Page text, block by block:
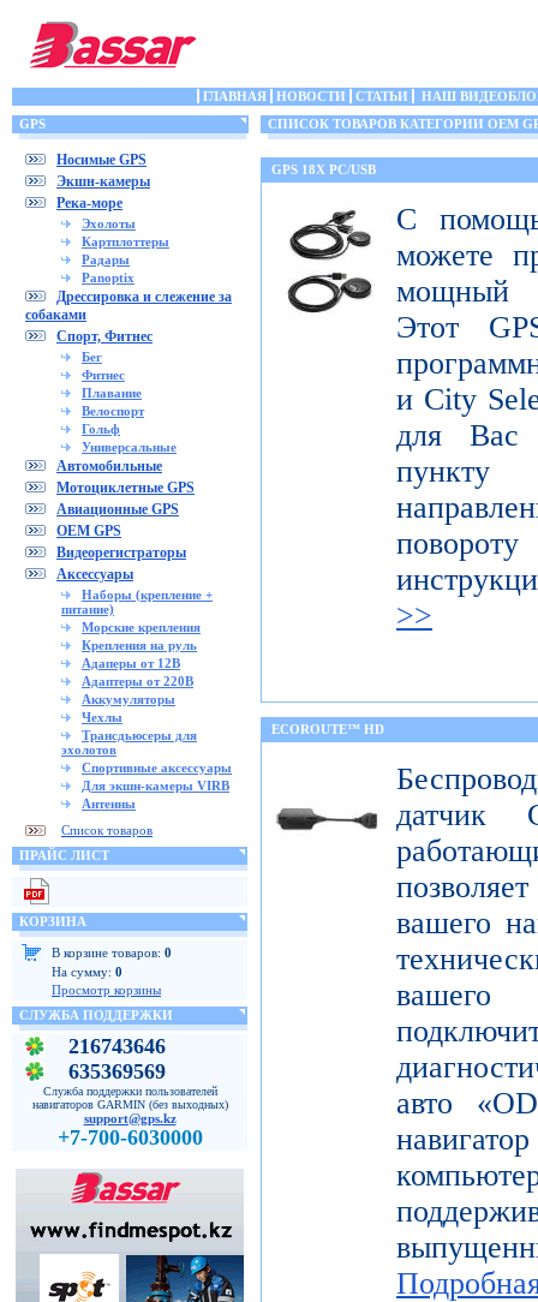
ГЛАВНАЯ НОВОСТИ СТАТЬИ
НАШ
GPS
Носимые GPS
Экшн-камеры
Река-море
Эхолоты
Картплоттеры
Радары
Panoptix
Дрессировка и слежение за
собаками
Спорт, Фитнес
Бег
Фитнес
Плавание
Велоспорт
Гольф
Универсальные
Автомобильные
Мотоциклетные GPS
Авиационные GPS
OEM GPS
Видеорегистраторы
Аксессуары
Наборы (крепление +
питание)
Морские крепления
Крепления на руль
Адаперы от 12В
Адаптеры от 220В
Аккумуляторы
Чехлы
Трансдьюсеры для
эхолотов
Спортивные аксессуары
Для экшн-камеры VIRB
Антенны
Список товаров
ПРАЙС ЛИСТ
КОРЗИНА
В корзине товаров: 0
На сумму: 0
Просмотр корзины
СЛУЖБА ПОДДЕРЖКИ
216743646
635369569
Служба поддержки пользователей
навигаторов GARMIN (без выходных)
support@gps.kz
+7-700-6030000
СПИСОК ТОВАРОВ КАТЕГОРИИ OEM
GPS 18X PC/USB
С
можете
мощный
Этот
и City
для Вас
пункту
>>
ECOROUTE™ HD
датчик
вашего
вашего
авто